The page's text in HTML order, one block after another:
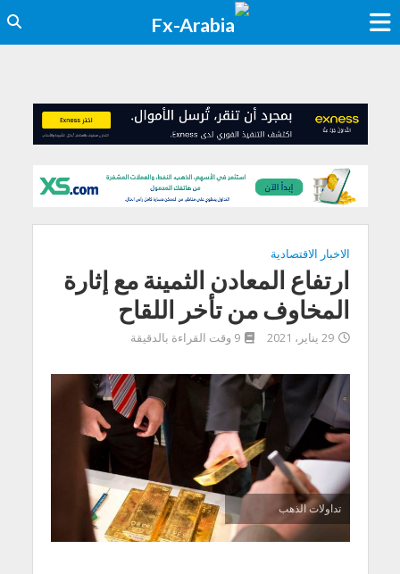
الاخبار الاقتصادية
ارتفاع المعادن الثمينة مع إثارة
المخاوف من تأخر اللقاح
29 يناير، 2021 9 وقت القراءة بالدقيقة
تداولات الذهب